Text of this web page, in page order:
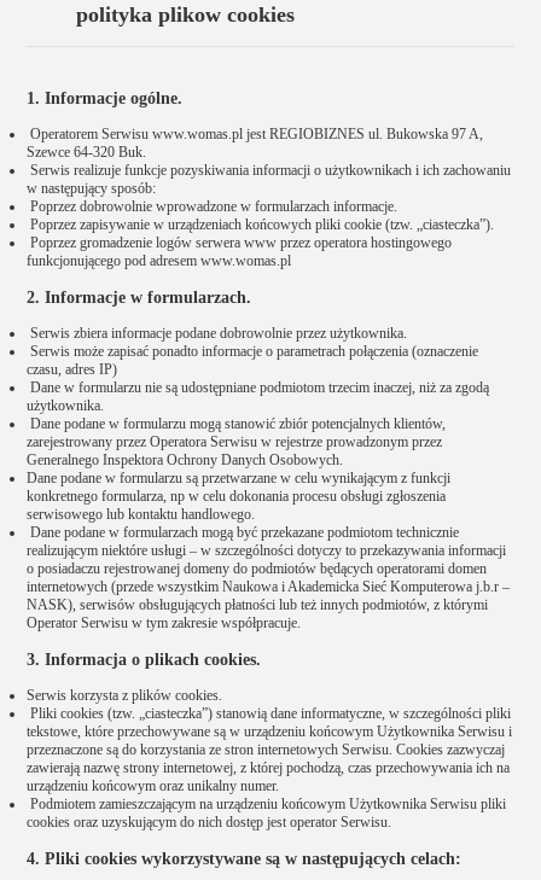
polityka plikow cookies
1. Informacje ogólne.
Operatorem Serwisu www.womas.pl jest REGIOBIZNES ul. Bukowska 97 A,
Szewce 64-320 Buk.
Serwis realizuje funkcje pozyskiwania informacji o użytkownikach i ich zachowaniu
w następujący sposób:
Poprzez dobrowolnie wprowadzone w formularzach informacje.
Poprzez zapisywanie w urządzeniach końcowych pliki cookie (tzw. „ciasteczka”).
Poprzez gromadzenie logów serwera www przez operatora hostingowego
funkcjonującego pod adresem www.womas.pl
2. Informacje w formularzach.
Serwis zbiera informacje podane dobrowolnie przez użytkownika.
Serwis może zapisać ponadto informacje o parametrach połączenia (oznaczenie
czasu, adres IP)
Dane w formularzu nie są udostępniane podmiotom trzecim inaczej, niż za zgodą
użytkownika.
Dane podane w formularzu mogą stanowić zbiór potencjalnych klientów,
zarejestrowany przez Operatora Serwisu w rejestrze prowadzonym przez
Generalnego Inspektora Ochrony Danych Osobowych.
Dane podane w formularzu są przetwarzane w celu wynikającym z funkcji
konkretnego formularza, np w celu dokonania procesu obsługi zgłoszenia
serwisowego lub kontaktu handlowego.
Dane podane w formularzach mogą być przekazane podmiotom technicznie
realizującym niektóre usługi – w szczególności dotyczy to przekazywania informacji
o posiadaczu rejestrowanej domeny do podmiotów będących operatorami domen
internetowych (przede wszystkim Naukowa i Akademicka Sieć Komputerowa j.b.r –
NASK), serwisów obsługujących płatności lub też innych podmiotów, z którymi
Operator Serwisu w tym zakresie współpracuje.
3. Informacja o plikach cookies.
Serwis korzysta z plików cookies.
Pliki cookies (tzw. „ciasteczka”) stanowią dane informatyczne, w szczególności pliki
tekstowe, które przechowywane są w urządzeniu końcowym Użytkownika Serwisu i
przeznaczone są do korzystania ze stron internetowych Serwisu. Cookies zazwyczaj
zawierają nazwę strony internetowej, z której pochodzą, czas przechowywania ich na
urządzeniu końcowym oraz unikalny numer.
Podmiotem zamieszczającym na urządzeniu końcowym Użytkownika Serwisu pliki
cookies oraz uzyskującym do nich dostęp jest operator Serwisu.
4. Pliki cookies wykorzystywane są w następujących celach: